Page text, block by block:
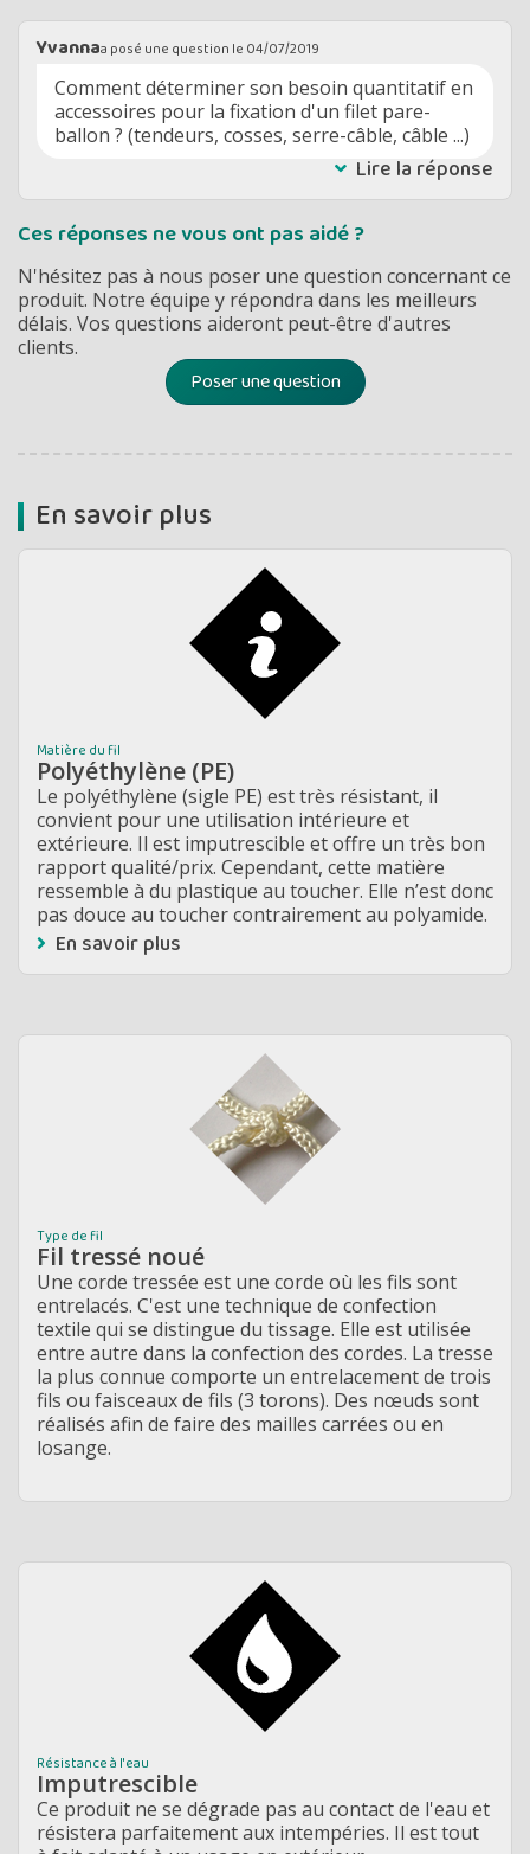
Yvannaa posé une question le 04/07/2019
Comment déterminer son besoin quantitatif en
accessoires pour la fixation d'un filet pare-
ballon ? (tendeurs, cosses, serre-câble, câble ...)
Lire la réponse
Ces réponses ne vous ont pas aidé ?
N'hésitez pas à nous poser une question concernant ce
produit. Notre équipe y répondra dans les meilleurs
délais. Vos questions aideront peut-être d'autres
clients.
Poser une question
En savoir plus
Matière du fil
Polyéthylène (PE)
Le polyéthylène (sigle PE) est très résistant, il
convient pour une utilisation intérieure et
extérieure. Il est imputrescible et offre un très bon
rapport qualité/prix. Cependant, cette matière
ressemble à du plastique au toucher. Elle n’est donc
pas douce au toucher contrairement au polyamide.
En savoir plus
Type de fil
Fil tressé noué
Une corde tressée est une corde où les fils sont
entrelacés. C'est une technique de confection
textile qui se distingue du tissage. Elle est utilisée
entre autre dans la confection des cordes. La tresse
la plus connue comporte un entrelacement de trois
fils ou faisceaux de fils (3 torons). Des nœuds sont
réalisés afin de faire des mailles carrées ou en
losange.
Résistance à l'eau
Imputrescible
Ce produit ne se dégrade pas au contact de l'eau et
résistera parfaitement aux intempéries. Il est tout